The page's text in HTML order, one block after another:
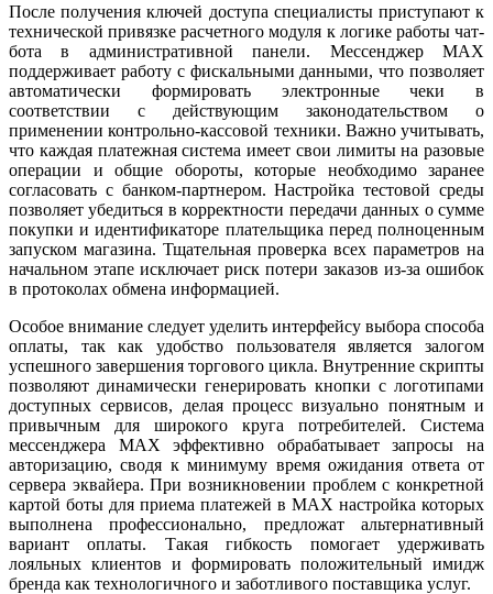
После получения ключей доступа специалисты приступают к
технической привязке расчетного модуля к логике работы чат-
бота в административной панели. Мессенджер MAX
поддерживает работу с фискальными данными, что позволяет
автоматически формировать электронные чеки в
соответствии с действующим законодательством о
применении контрольно-кассовой техники. Важно учитывать,
что каждая платежная система имеет свои лимиты на разовые
операции и общие обороты, которые необходимо заранее
согласовать с банком-партнером. Настройка тестовой среды
позволяет убедиться в корректности передачи данных о сумме
покупки и идентификаторе плательщика перед полноценным
запуском магазина. Тщательная проверка всех параметров на
начальном этапе исключает риск потери заказов из-за ошибок
в протоколах обмена информацией.
Особое внимание следует уделить интерфейсу выбора способа
оплаты, так как удобство пользователя является залогом
успешного завершения торгового цикла. Внутренние скрипты
позволяют динамически генерировать кнопки с логотипами
доступных сервисов, делая процесс визуально понятным и
привычным для широкого круга потребителей. Система
мессенджера MAX эффективно обрабатывает запросы на
авторизацию, сводя к минимуму время ожидания ответа от
сервера эквайера. При возникновении проблем с конкретной
картой боты для приема платежей в MAX настройка которых
выполнена профессионально, предложат альтернативный
вариант оплаты. Такая гибкость помогает удерживать
лояльных клиентов и формировать положительный имидж
бренда как технологичного и заботливого поставщика услуг.